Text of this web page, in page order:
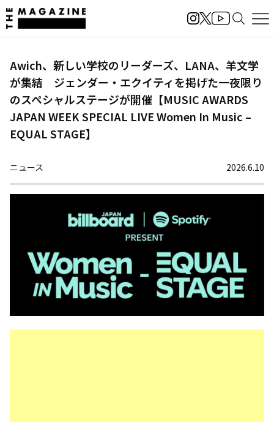
Awich、新しい学校のリーダーズ、LANA、羊文学
が集結 ジェンダー・エクイティを掲げた一夜限り
のスペシャルステージが開催【MUSIC AWARDS
JAPAN WEEK SPECIAL LIVE Women In Music –
EQUAL STAGE】
ニュース 2026.6.10